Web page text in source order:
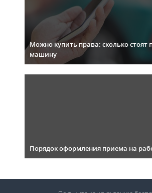
Можно купить права: сколько стоят
машину
Порядок оформления приема на